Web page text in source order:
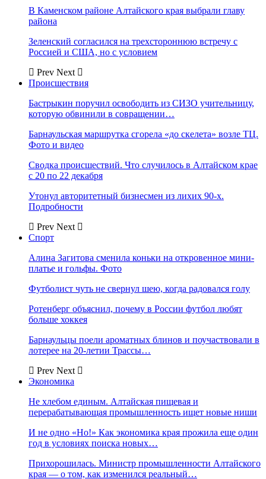
В Каменском районе Алтайского края выбрали главу
района
Зеленский согласился на трехстороннюю встречу с
Россией и США, но с условием
Prev Next
Происшествия
Бастрыкин поручил освободить из СИЗО учительницу,
которую обвинили в совращении…
Барнаульская маршрутка сгорела «до скелета» возле ТЦ.
Фото и видео
Сводка происшествий. Что случилось в Алтайском крае
с 20 по 22 декабря
Утонул авторитетный бизнесмен из лихих 90-х.
Подробности
Prev Next
Спорт
Алина Загитова сменила коньки на откровенное мини-
платье и гольфы. Фото
Футболист чуть не свернул шею, когда радовался голу
Ротенберг объяснил, почему в России футбол любят
больше хоккея
Барнаульцы поели ароматных блинов и поучаствовали в
лотерее на 20-летии Трассы…
Prev Next
Экономика
Не хлебом единым. Алтайская пищевая и
перерабатывающая промышленность ищет новые ниши
И не одно «Но!» Как экономика края прожила еще один
год в условиях поиска новых…
Прихорошилась. Министр промышленности Алтайского
края — о том, как изменился реальный…